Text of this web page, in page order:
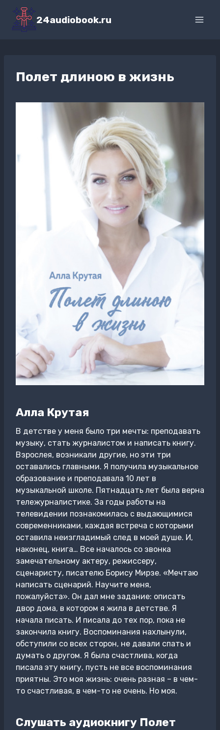
Перейти
содержимому
24audiobook.ru
Полет длиною в жизнь
Алла Крутая
В детстве у меня было три мечты: преподавать
музыку, стать журналистом и написать книгу.
Взрослея, возникали другие, но эти три
оставались главными. Я получила музыкальное
образование и преподавала 10 лет в
музыкальной школе. Пятнадцать лет была верна
тележурналистике. За годы работы на
телевидении познакомилась с выдающимися
современниками, каждая встреча с которыми
оставила неизгладимый след в моей душе. И,
наконец, книга… Все началось со звонка
замечательному актеру, режиссеру,
сценаристу, писателю Борису Мирзе. «Мечтаю
написать сценарий. Научите меня,
пожалуйста». Он дал мне задание: описать
двор дома, в котором я жила в детстве. Я
начала писать. И писала до тех пор, пока не
закончила книгу. Воспоминания нахлынули,
обступили со всех сторон, не давали спать и
думать о другом. Я была счастлива, когда
писала эту книгу, пусть не все воспоминания
приятны. Это моя жизнь: очень разная – в чем-
то счастливая, в чем-то не очень. Но моя.
Слушать аудиокнигу Полет